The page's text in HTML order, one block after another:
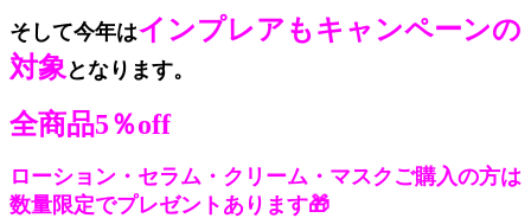
そして今年はインプレアもキャンペーンの
対象 となります。
全商品5％off
ローション・セラム・クリーム・マスクご購入の方は
数量限定でプレゼントあります🎁